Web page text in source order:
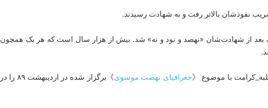
ضریب نفوذشان بالاتر رفت و به شهادت رسیدند.
بعد از شهادت‌شان «نهصد و نود و نه» شد. بیش از هزار سال است که هر یک همچون
جغرافیای نهضت موسوی
》برگزار شده در اردیبهشت ۸۹ را در